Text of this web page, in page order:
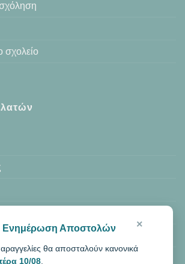
σχολείο
μας
×
Ενημέρωση Αποστολών
θα αποσταλούν κανονικά
10/08